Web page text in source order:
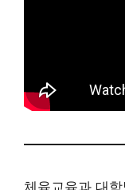
체육교육과 대